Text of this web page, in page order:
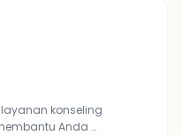
konseling
Anda …